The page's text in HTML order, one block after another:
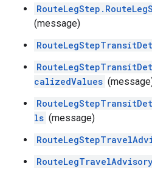
(message)
calizedValues
ls (message)